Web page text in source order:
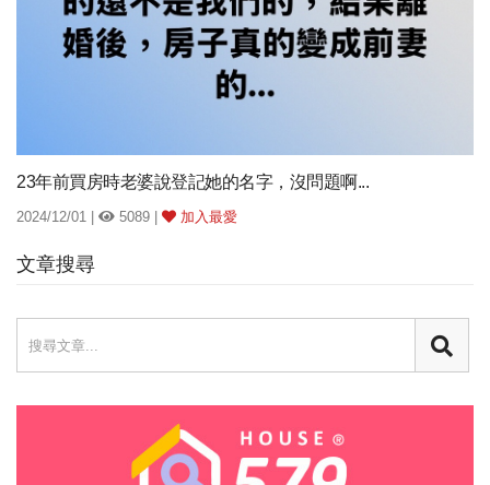
文章搜尋
23年前買房時老婆說登記她的名字，沒問題啊...
2024/12/01 | 5089 | 加入最愛